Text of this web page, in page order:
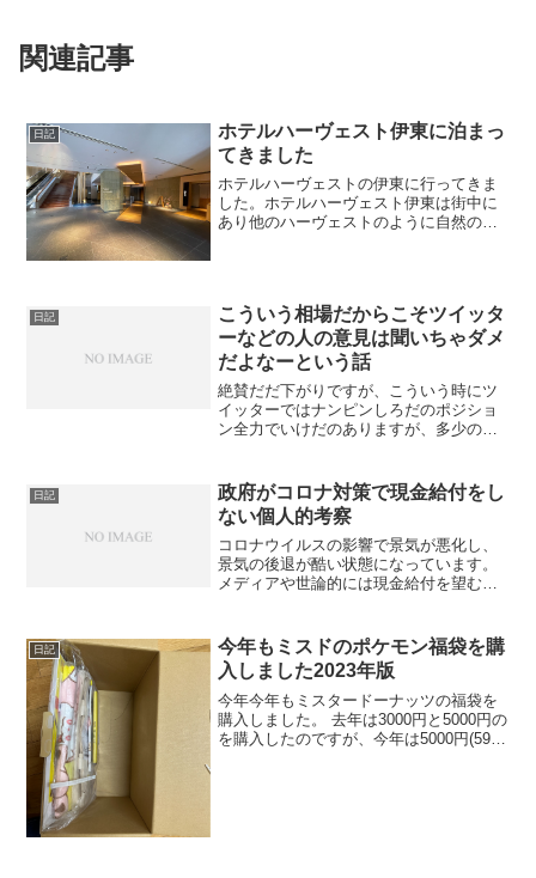
関連記事
日記
ホテルハーヴェスト伊東に泊まっ
てきました
ホテルハーヴェストの伊東に行ってきま
した。ホテルハーヴェスト伊東は街中に
あり他のハーヴェストのように自然の中
日記
こういう相場だからこそツイッタ
ーなどの人の意見は聞いちゃダメ
だよなーという話
絶賛だだ下がりですが、こういう時にツ
イッターではナンピンしろだのポジショ
ン全力でいけだのありますが、多少の機
日記
政府がコロナ対策で現金給付をし
ない個人的考察
コロナウイルスの影響で景気が悪化し、
景気の後退が酷い状態になっています。
メディアや世論的には現金給付を望む声
貯蓄に回るとかそういう理由ではなく、
2008年の定額給付金と...
日記
今年もミスドのポケモン福袋を購
入しました2023年版
今年今年もミスタードーナッツの福袋を
購入しました。 去年は3000円と5000円の
を購入したのですが、今年は5000円(5900